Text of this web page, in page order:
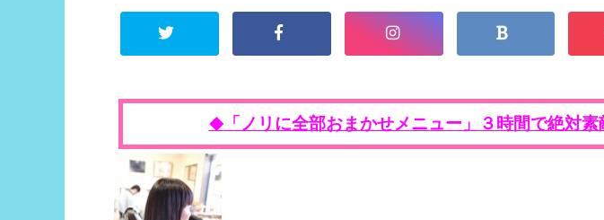
◆「ノリに全部おまかせメニュー」３時間で絶対素